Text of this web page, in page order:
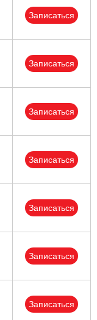
Записаться
Записаться
Записаться
Записаться
Записаться
Записаться
Записаться